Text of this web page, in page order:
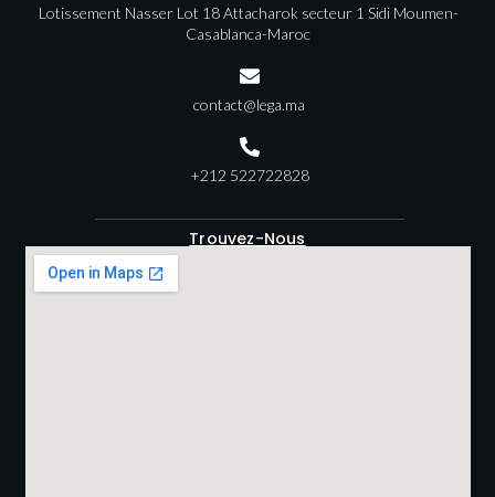
Lotissement Nasser Lot 18 Attacharok secteur 1 Sidi Moumen-
Casablanca-Maroc
contact@lega.ma
+212 522722828
Trouvez-Nous